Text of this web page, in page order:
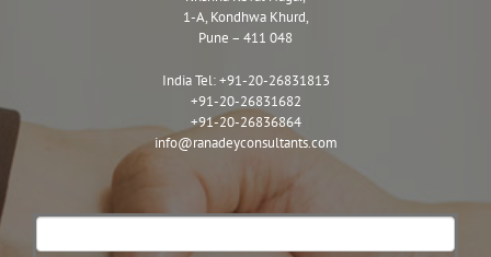
1-A, Kondhwa Khurd,
Pune – 411 048
India Tel:+91-20-26831813
+91-20-26831682
+91-20-26836864
info@ranadeyconsultants.com
Contact
Us